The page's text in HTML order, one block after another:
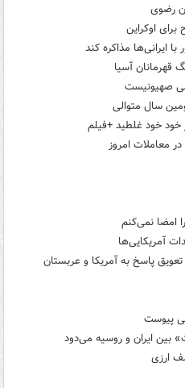
رضوی
اوکراین
ایرانی‌ها مذاکره کند
قهرمانان آسیا
صهیونیست
خود خود غلطید +فیلم
امضا نمی‌کنم
آمریکایی‌ها
پاسخ به آمریکا و عربستان
پیوست
بین ایران و روسیه می‌دود